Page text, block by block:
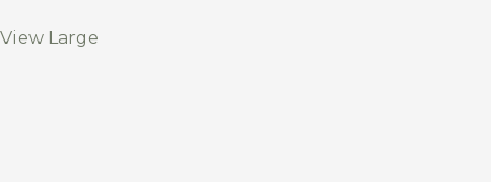
View Large